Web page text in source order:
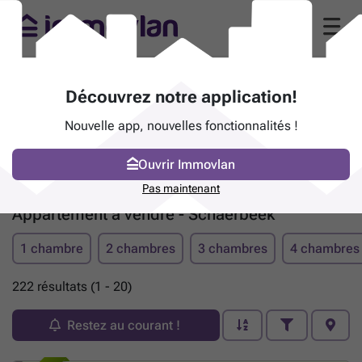
Appartement à vendre - Schaerbeek
1 chambre 2 chambres 3 chambres 4 chambres
222 résultats (1 - 20)
Restez au courant !
Découvrez notre application!
Nouvelle app, nouvelles fonctionnalités !
Ouvrir Immovlan
Pas maintenant